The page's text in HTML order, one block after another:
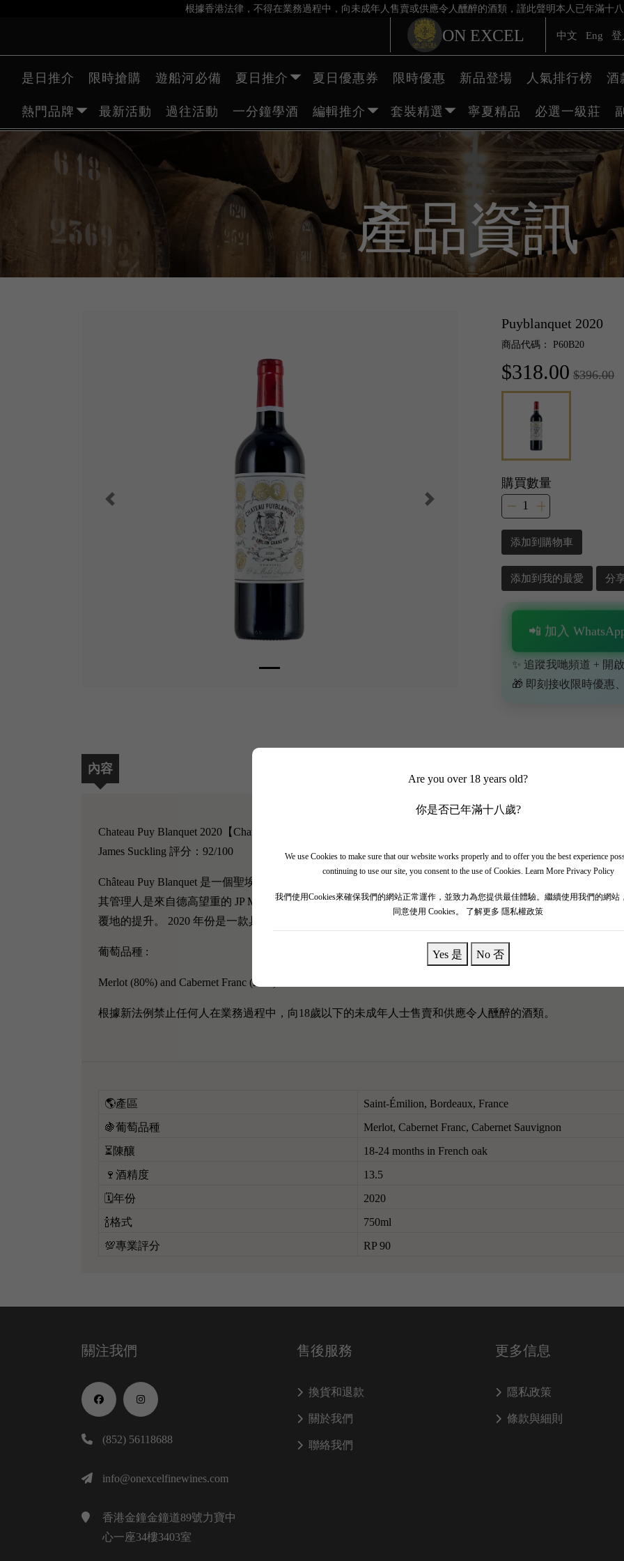
根據香港法律，不得在業務過程中，向未成年人售賣或供應令人醺醉的酒類，謹此聲明本人已年滿十
ON EXCEL 中文 Eng 登
是日推介 限時搶購 遊船河必備 夏日推介 夏日優惠券 限時優惠 新品登場 人氣排行榜 酒
熱門品牌 最新活動 過往活動 一分鐘學酒 編輯推介 套裝精選 寧夏精品 必選一級莊
Are you over 18 years old?
你是否已年滿十八歲?
We use Cookies to make sure that our website works properly and to offer you the best experience
continuing to use our site, you consent to the use of Cookies. Learn More Privacy Policy
我們使用Cookies來確保我們的網站正常運作，並致力為您提供最佳體驗。繼續使用我們的網站
同意使用 Cookies。 了解更多 隱私權政策
Yes 是 No 否
產品資訊
Puyblanquet 2020
商品代碼： P60B20
$318.00 $396.00
購買數量
添加到購物車
添加到我的最愛 分
📲 加入
✨ 追蹤我哋頻道 + 開
🎁 即刻接收限時優惠
內容
Chateau Puy Blanquet 2020【Chateau Puy Blanquet 2020】
James Suckling 評分：92/100
Château Puy Blanquet 是一個聖埃美隆特級酒莊，位於波爾多東北部聖埃美隆產區最東端的聖艾蒂安德利斯
其管理人是來自德高望重的 JP Moueix 的釀酒團隊，該家族還擁有標誌性的柏圖斯酒莊 (Petrus)。 在JP
覆地的提升。 2020 年份是一款具有濃鬱、濃鬱和風味的紅酒。 酒體飽滿，單寧豐富圓潤，餘味悠長而美味
葡萄品種 :
Merlot (80%) and Cabernet Franc (20%)
根據新法例禁止任何人在業務過程中，向18歲以下的未成年人士售賣和供應令人醺醉的酒類。
🌎產區 Saint-Émilion, Bordeaux, France
🍇葡萄品種 Merlot, Cabernet Franc, Cabernet Sauvignon
⏳陳釀 18-24 months in French oak
🍷酒精度 13.5
🗓️年份 2020
🍾格式 750ml
💯專業評分 RP 90
關注我們
(852) 56118688
info@onexcelfinewines.com
香港金鐘金鐘道89號力寶中
心一座34樓3403室
售後服務
換貨和退款
關於我們
聯絡我們
更多信息
隱私政策
條款與細則